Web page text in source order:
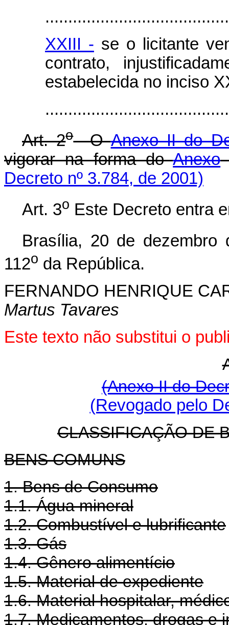
XXIII - se o licitante
contrato,
estabelecida no inciso
Art. 2oOAnexo II do
vigorar na forma doAnexo
Decreto nº 3.784, de 2001)
Art. 3o Este Decreto entra
Brasília, 20 de dezembro
112o da República.
FERNANDO HENRIQUE
Martus Tavares
Este texto não substitui o
(Anexo II do
(Revogado pelo
CLASSIFICAÇÃO DE
BENS COMUNS
1. Bens de Consumo
1.1. Água mineral
1.2. Combustível e lubrificante
1.3. Gás
1.4. Gênero alimentício
1.5. Material de expediente
1.6. Material hospitalar,
1.7. Medicamentos, drogas e